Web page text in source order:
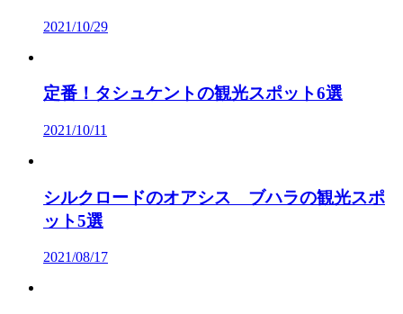
2021/10/29
定番！タシュケントの観光スポット6選
2021/10/11
シルクロードのオアシス ブハラの観光スポ
ット5選
2021/08/17